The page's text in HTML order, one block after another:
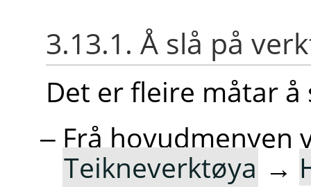
3.13.1. Å slå på
Det er fleire måtar
Frå hovudmenyen
Teikneverktøya →